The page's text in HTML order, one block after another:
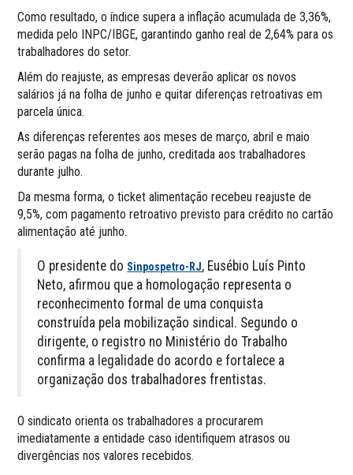
Como resultado, o índice supera a inflação acumulada de 3,36%,
medida pelo INPC/IBGE, garantindo ganho real de 2,64% para os
trabalhadores do setor.
Além do reajuste, as empresas deverão aplicar os novos
salários já na folha de junho e quitar diferenças retroativas em
parcela única.
As diferenças referentes aos meses de março, abril e maio
serão pagas na folha de junho, creditada aos trabalhadores
durante julho.
Da mesma forma, o ticket alimentação recebeu reajuste de
9,5%, com pagamento retroativo previsto para crédito no cartão
alimentação até junho.
O presidente do Sinpospetro-RJ, Eusébio Luís Pinto
Neto, afirmou que a homologação representa o
reconhecimento formal de uma conquista
construída pela mobilização sindical. Segundo o
dirigente, o registro no Ministério do Trabalho
confirma a legalidade do acordo e fortalece a
organização dos trabalhadores frentistas.
O sindicato orienta os trabalhadores a procurarem
imediatamente a entidade caso identifiquem atrasos ou
divergências nos valores recebidos.